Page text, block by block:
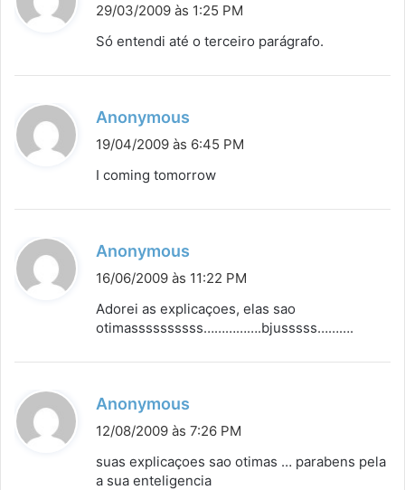
e
29/03/2009 às 1:25 PM
Só entendi até o terceiro parágrafo.
Anonymous
i
e
19/04/2009 às 6:45 PM
I coming tomorrow
Anonymous
i
s
16/06/2009 às 11:22 PM
Adorei as explicaçoes, elas sao
otimassssssssss…………….bjusssss……….
Anonymous
i
s
12/08/2009 às 7:26 PM
suas explicaçoes sao otimas … parabens pela
a sua enteligencia